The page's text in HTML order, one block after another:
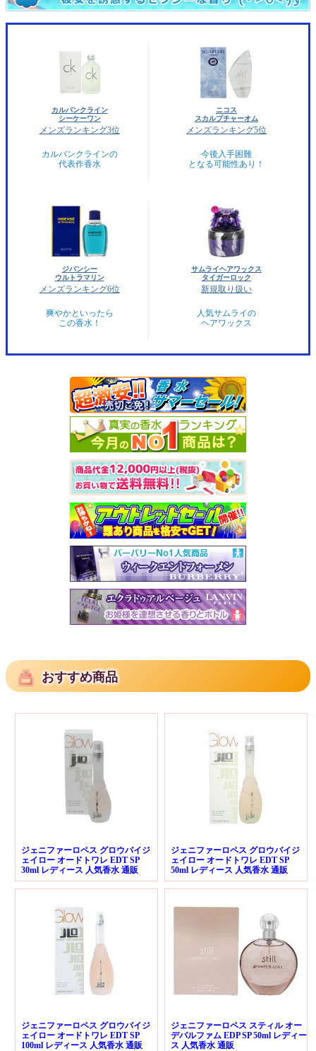
カルバンクライン
シーケーワン
メンズランキング3位
カルバンクラインの
代表作香水
ニコス
スカルプチャーオム
メンズランキング5位
今後入手困難
となる可能性あり！
ジバンシー
ウルトラマリン
メンズランキング6位
爽やかといったら
この香水！
サムライヘアワックス
タイガーロック
新規取り扱い
人気サムライの
ヘアワックス
おすすめ商品
ジェニファーロペス グロウバイジ
ェイロー オードトワレ EDT SP
30ml レディース 人気香水 通販
ジェニファーロペス グロウバイジ
ェイロー オードトワレ EDT SP
50ml レディース 人気香水 通販
ジェニファーロペス グロウバイジ
ェイロー オードトワレ EDT SP
100ml レディース 人気香水 通販
ジェニファーロペス スティル オー
デパルファム EDP SP 50ml レディー
ス 人気香水 通販